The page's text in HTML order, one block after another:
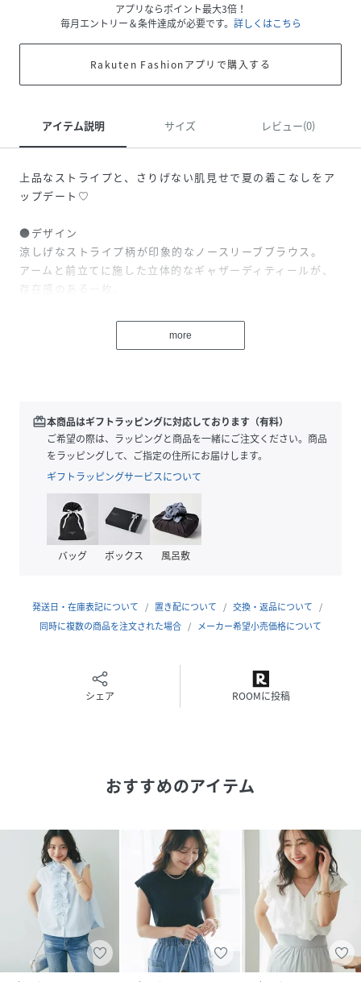
アプリならポイント最大3倍！
毎月エントリー＆条件達成が必要です。 詳しくはこちら
Rakuten Fashionアプリで購入する
アイテム説明 サイズ レビュー(0)
上品なストライプと、さりげない肌見せで夏の着こなしをア
ップデート♡
●デザイン
涼しげなストライプ柄が印象的なノースリーブブラウス。
アームと前立てに施した立体的なギャザーディティールが、
存在感のある一枚。
麻を混紡した、清涼感のある素材を使用しながらも、透けす
涼やかな印象で、これからの季節に活躍すること間違いな
●ポイント
・上品で涼し気なストライプ
・ヘルシーな肌見せ
・リボンが大人可愛いアクセントに
がおすすめ。
デニムやワイドパンツで、甘さを程よく抑えた大人フェミニ
●おすすめのシーン / 着こなし
休日スタイル 韓国ファッション
洗濯方法：手洗い
裏地：なし
生地の厚さ：薄め
#cate02
性別タイプ レディース
more
redeem本商品はギフトラッピングに対応しております（有料）
ご希望の際は、ラッピングと商品を一緒にご注文ください。商品
をラッピングして、ご指定の住所にお届けします。
ギフトラッピングサービスについて
バッグ ボックス 風呂敷
発送日・在庫表記について 置き配について
交換・返品について
同時に複数の商品を注文された場合
メーカー希望小売価格について
シェア ROOMに投稿
おすすめのアイテム